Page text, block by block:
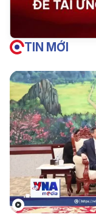
TIN MỚI